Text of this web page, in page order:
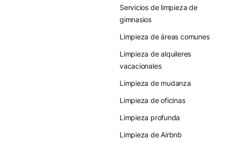
Servicios de limpieza de
gimnasios
Limpieza de áreas comunes
Limpieza de alquileres
vacacionales
Limpieza de mudanza
Limpieza de oficinas
Limpieza profunda
Limpieza de Airbnb